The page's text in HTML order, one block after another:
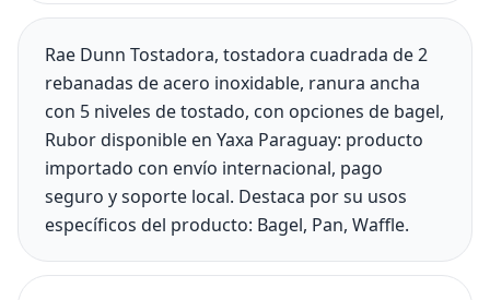
Rae Dunn Tostadora, tostadora cuadrada de 2
rebanadas de acero inoxidable, ranura ancha
con 5 niveles de tostado, con opciones de bagel,
Rubor disponible en Yaxa Paraguay: producto
importado con envío internacional, pago
seguro y soporte local. Destaca por su usos
específicos del producto: Bagel, Pan, Waffle.